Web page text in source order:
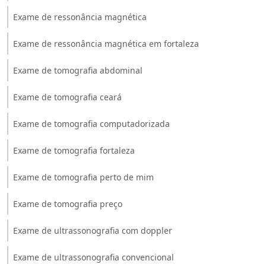
Exame de ressonância magnética
Exame de ressonância magnética em fortaleza
Exame de tomografia abdominal
Exame de tomografia ceará
Exame de tomografia computadorizada
Exame de tomografia fortaleza
Exame de tomografia perto de mim
Exame de tomografia preço
Exame de ultrassonografia com doppler
Exame de ultrassonografia convencional